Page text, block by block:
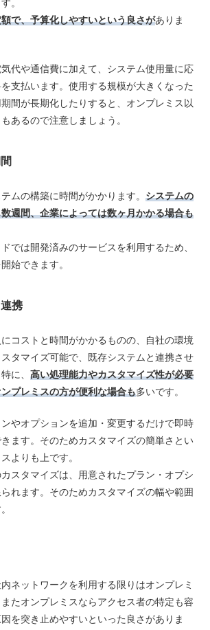
。
で、予算化しやすいという良さがありま
代や通信費に加えて、システム使用量に応
支払います。使用する規模が大きくなった
間が長期化したりすると、オンプレミス以
あるので注意しましょう。
ムの構築に時間がかかります。 システムの
週間、企業によっては数ヶ月かかる場合も
では開発済みのサービスを利用するため、
始できます。
携
コストと時間がかかるものの、自社の環境
タマイズ可能で、既存システムと連携させ
に、 高い処理能力やカスタマイズ性が必要
プレミスの方が便利な場合も多いです。
やオプションを追加・変更するだけで即時
ます。そのためカスタマイズの簡単さとい
よりも上です。
スタマイズは、用意されたプラン・オプシ
れます。そのためカスタマイズの幅や範囲
ネットワークを利用する限りはオンプレミ
たオンプレミスならアクセス者の特定も容
を突き止めやすいといった良さがありま